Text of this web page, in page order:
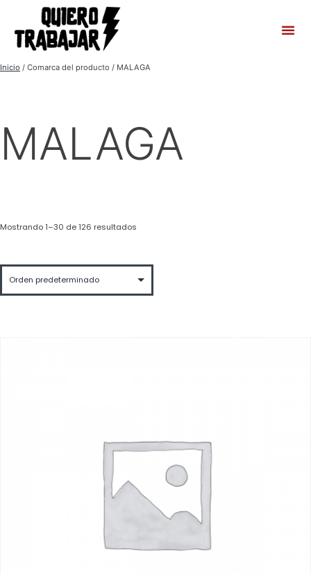
Inicio / Comarca del producto / MALAGA
MALAGA
Mostrando 1–30 de 126 resultados